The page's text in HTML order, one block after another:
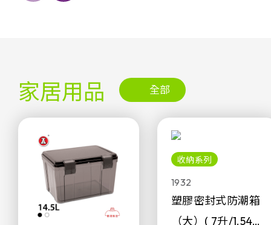
家居用品 全部
收納系列
1932
塑膠密封式防潮箱
（大）( 7升/1.54加